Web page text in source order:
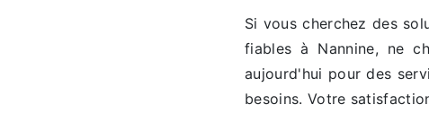
Si vous cherchez des
fiables à Nannine, ne
aujourd'hui pour des
besoins. Votre